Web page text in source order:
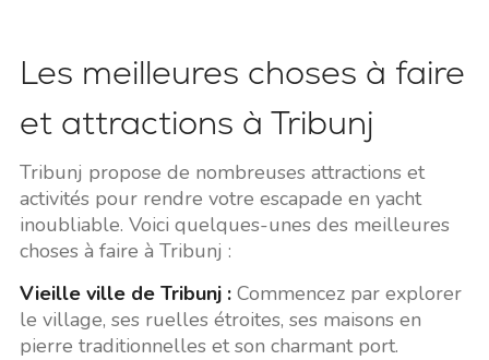
Les meilleures choses à faire
et attractions à Tribunj
Tribunj propose de nombreuses attractions et
activités pour rendre votre escapade en yacht
inoubliable. Voici quelques-unes des meilleures
choses à faire à Tribunj :
Vieille ville de Tribunj :Commencez par explorer
le village, ses ruelles étroites, ses maisons en
pierre traditionnelles et son charmant port.